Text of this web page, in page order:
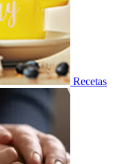
Recetas